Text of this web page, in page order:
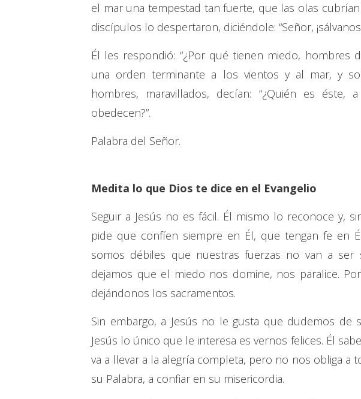
el mar una tempestad tan fuerte, que las olas
discípulos lo despertaron, diciéndole: “Señor,
Él les respondió: “¿Por qué tienen miedo, hombres
una orden terminante a los vientos y al mar, y
hombres, maravillados, decían: “¿Quién es
obedecen?”.
Palabra del Señor.
Medita lo que Dios te dice en el Evangelio
Seguir a Jesús no es fácil. Él mismo lo reconoce y,
pide que confíen siempre en Él, que tengan fe en
somos débiles que nuestras fuerzas no van a ser
dejamos que el miedo nos domine, nos paralice.
dejándonos los sacramentos.
Sin embargo, a Jesús no le gusta que dudemos de
Jesús lo único que le interesa es vernos felices. Él
va a llevar a la alegría completa, pero no nos obliga a
su Palabra, a confiar en su misericordia.